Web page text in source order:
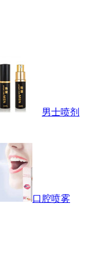
男士喷剂
口腔喷雾